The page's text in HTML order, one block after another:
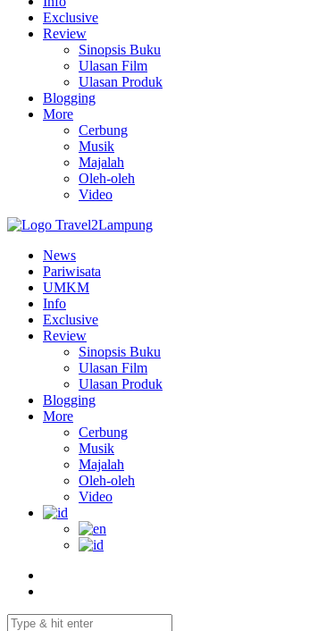
Exclusive
Review
Sinopsis Buku
Ulasan Film
Ulasan Produk
Blogging
More
Cerbung
Musik
Majalah
Oleh-oleh
Video
News
Pariwisata
UMKM
Info
Exclusive
Review
Sinopsis Buku
Ulasan Film
Ulasan Produk
Blogging
More
Cerbung
Musik
Majalah
Oleh-oleh
Video